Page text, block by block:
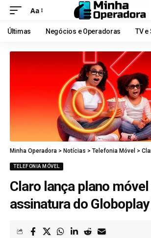
Aa
Últimas Negócios e Operadoras TV
Minha Operadora > Notícias > Telefonia Móvel > Claro
TELEFONIA MÓVEL
Claro lança plano
assinatura do